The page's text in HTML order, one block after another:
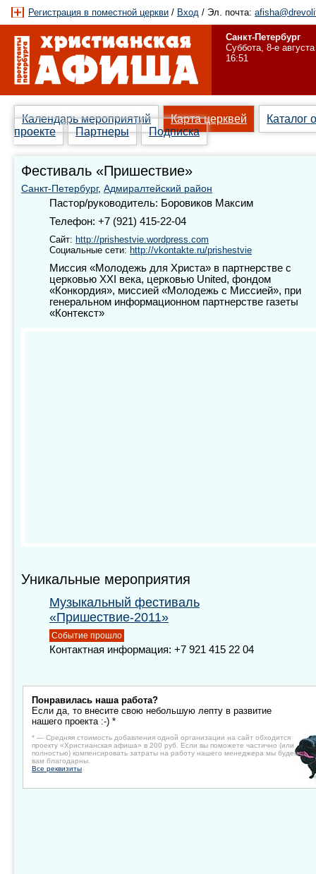
Регистрация в поместной церкви / Вход / Эл. почта:
Санкт-Петербург
Суббота, 8-е августа
16:51
Календарь мероприятий Карта церквей
Каталог
проекте
Партнеры Подписка
Фестиваль «Пришествие»
Санкт-Петербург, Адмиралтейский район
Пастор/руководитель: Боровиков Максим
Телефон: +7 (921) 415-22-04
Сайт: http://prishestvie.wordpress.com
Социальные сети: http://vkontakte.ru/prishestvie
Миссия «Молодежь для Христа» в партнерстве с
церковью XXI века, церковью United, фондом
«Конкордия», миссией «Молодежь с Миссией», при
генеральном информационном партнерстве газеты
«Контекст»
Уникальные мероприятия
Музыкальный фестиваль
«Пришествие-2011»
Событие прошло
Контактная информация: +7 921 415 22 04
Понравилась наша работа?
Если да, то внесите свою небольшую лепту в развитие
нашего проекта :-) *
* — Средняя стоимость добавления одной организации на сайт обходится
проекту «Христианская афиша» в 200 руб. Если вы поможете частично (или
полностью) компенсировать затраты на работу нашего менеджера мы будем
вам благодарны.
Все реквизиты